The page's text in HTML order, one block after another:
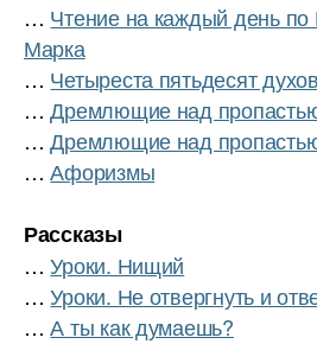
… Чтение на каждый день по
Марка
… Четыреста пятьдесят
…Дремлющие над
…Дремлющие над
…Афоризмы
Рассказы
…Уроки. Нищий
…Уроки. Не отвергнуть и
…А ты как думаешь?